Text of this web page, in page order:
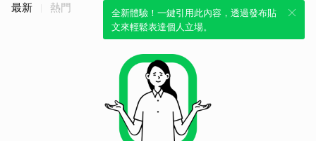
全新體驗！一鍵引用此內容，透過發布貼
文來輕鬆表達個人立場。
最新 熱門